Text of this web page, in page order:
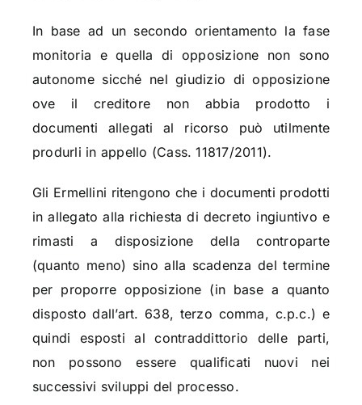
In base ad un secondo orientamento la fase
monitoria e quella di opposizione non sono
autonome sicché nel giudizio di opposizione
ove il creditore non abbia prodotto i
documenti allegati al ricorso può utilmente
produrli in appello (Cass. 11817/2011).
Gli Ermellini ritengono che i documenti prodotti
in allegato alla richiesta di decreto ingiuntivo e
rimasti a disposizione della controparte
(quanto meno) sino alla scadenza del termine
per proporre opposizione (in base a quanto
disposto dall’art. 638, terzo comma, c.p.c.) e
quindi esposti al contraddittorio delle parti,
non possono essere qualificati nuovi nei
successivi sviluppi del processo.